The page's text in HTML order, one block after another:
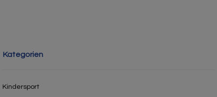
Kategorien
Kindersport